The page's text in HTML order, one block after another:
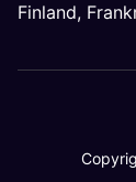
Finland,